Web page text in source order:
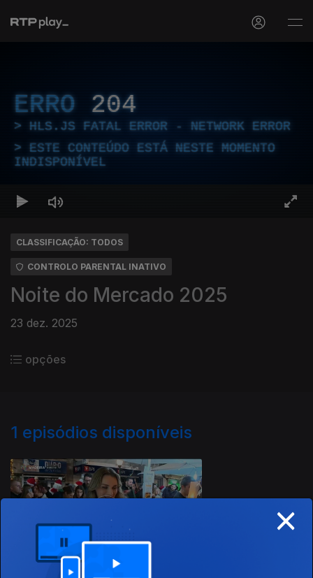
ERRO 204
HLS.JS FATAL ERROR - NETWORK ERROR
ESTE CONTEÚDO ESTÁ NESTE MOMENTO
INDISPONÍVEL
CLASSIFICAÇÃO: TODOS
CONTROLO PARENTAL INATIVO
Noite do Mercado 2025
23 dez. 2025
opções
1 episódios disponíveis
898344
×